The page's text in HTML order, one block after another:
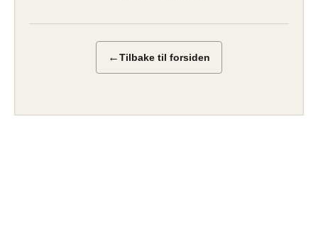
←Tilbake til forsiden